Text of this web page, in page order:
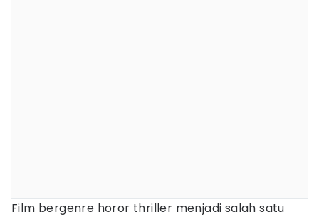
Film bergenre horor thriller menjadi salah satu